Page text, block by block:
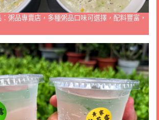
粥品專賣店，多種粥品口味可選擇，配料豐富，